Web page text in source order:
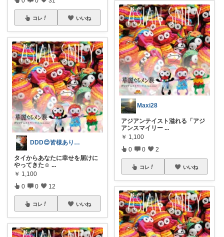
コレ いいね
DDD😊皆様ありがとうございます😊
タイからあなたに幸せを届けに
やってきた☺️ ...
￥ 1,100
0 0 12
コレ いいね
Maxi28
アジアンテイスト溢れる「アジ
アンスマイリー ...
￥ 1,100
0 0 2
コレ いいね